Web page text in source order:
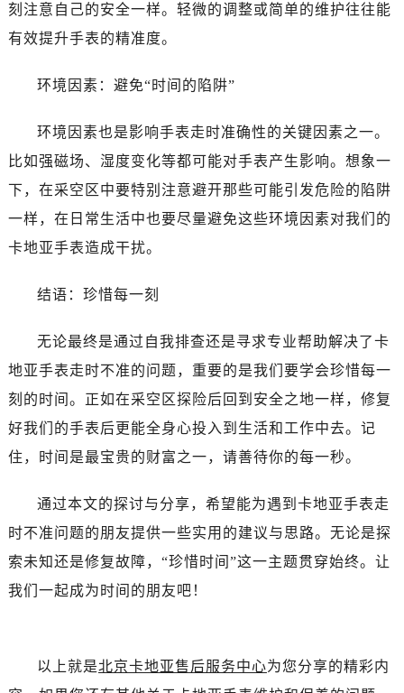
刻注意自己的安全一样。轻微的调整或简单的维护往往能
有效提升手表的精准度。
环境因素：避免“时间的陷阱”
环境因素也是影响手表走时准确性的关键因素之一。
比如强磁场、湿度变化等都可能对手表产生影响。想象一
下，在采空区中要特别注意避开那些可能引发危险的陷阱
一样，在日常生活中也要尽量避免这些环境因素对我们的
卡地亚手表造成干扰。
结语：珍惜每一刻
无论最终是通过自我排查还是寻求专业帮助解决了卡
地亚手表走时不准的问题，重要的是我们要学会珍惜每一
刻的时间。正如在采空区探险后回到安全之地一样，修复
好我们的手表后更能全身心投入到生活和工作中去。记
住，时间是最宝贵的财富之一，请善待你的每一秒。
通过本文的探讨与分享，希望能为遇到卡地亚手表走
时不准问题的朋友提供一些实用的建议与思路。无论是探
索未知还是修复故障，“珍惜时间”这一主题贯穿始终。让
我们一起成为时间的朋友吧！
以上就是北京卡地亚售后服务中心为您分享的精彩内